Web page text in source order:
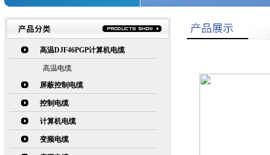
高温DJF46PGP计算机电缆
高温电缆
屏蔽控制电缆
控制电缆
计算机电缆
变频电缆